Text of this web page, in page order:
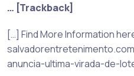
… [Trackback]
[…] Find More Information
anuncia-ultima-virada-de-